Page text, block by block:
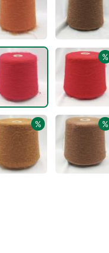
%
% %